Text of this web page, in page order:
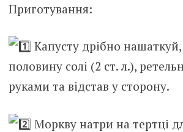
Приготування:
Капусту дрібно
половину солі (2 ст. л.),
руками та відстав у сторону.
Моркву натри на тертці